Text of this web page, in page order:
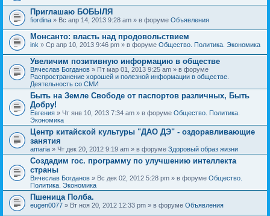
я
т
е
м
а
с
о
д
е
р
ж
и
т
о
п
р
о
с
.
о
ж
е
н
и
я
Приглашаю БОБЫЛЯ
fiordina » Вс апр 14, 2013 9:28 am » в форуме Объявления
Монсанто: власть над продовольствием
ink » Ср апр 10, 2013 9:46 pm » в форуме Общество. Политика. Экономика
Увеличим позитивную информацию в обществе
Вячеслав Богданов » Пт мар 01, 2013 9:25 am » в форуме
Распространение хорошей и полезной информации в обществе.
Деятельность со СМИ
Быть на Земле Свободе от паспортов различных, Быть
Добру!
Евгения » Чт янв 10, 2013 7:34 am » в форуме Общество. Политика.
Экономика
Центр китайской культуры "ДАО ДЭ" - оздоравливающие
занятия
amaria » Чт дек 20, 2012 9:19 am » в форуме Здоровый образ жизни
Создадим гос. программу по улучшению интеллекта
страны
Вячеслав Богданов » Вс дек 02, 2012 5:28 pm » в форуме Общество.
Политика. Экономика
Пшеница Полба.
eugen0077 » Вт ноя 20, 2012 12:33 pm » в форуме Объявления